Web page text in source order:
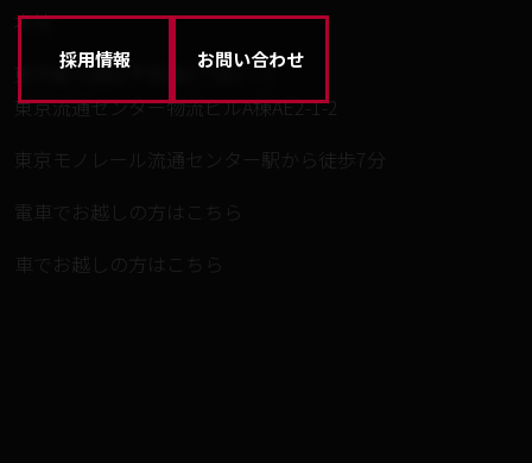
採用情報 お問い合わせ
本社
東京都大田区平和島6丁目1ー1
東京流通センター物流ビルA棟AE2-1-2
東京モノレール流通センター駅から徒歩7分
電車でお越しの方はこちら
車でお越しの方はこちら